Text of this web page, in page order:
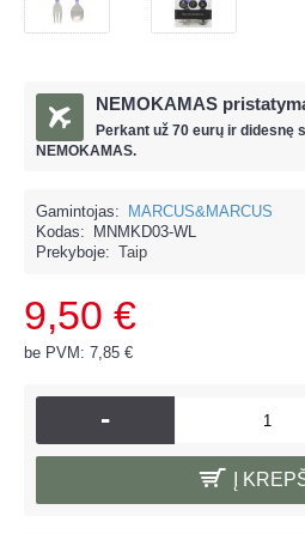
NEMOKAMAS
Perkant už 70 eurų ir didesnę
NEMOKAMAS.
Gamintojas:
MARCUS&MARCUS
Kodas:
MNMKD03-WL
Prekyboje: Taip
9,50 €
be PVM: 7,85 €
-
Į